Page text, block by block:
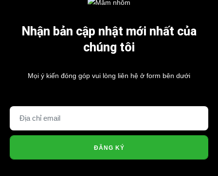
Nhận bản cập nhật mới nhất của
chúng tôi
Mọi ý kiến đóng góp vui lòng liên hệ ở form bên dưới
ĐĂNG KÝ